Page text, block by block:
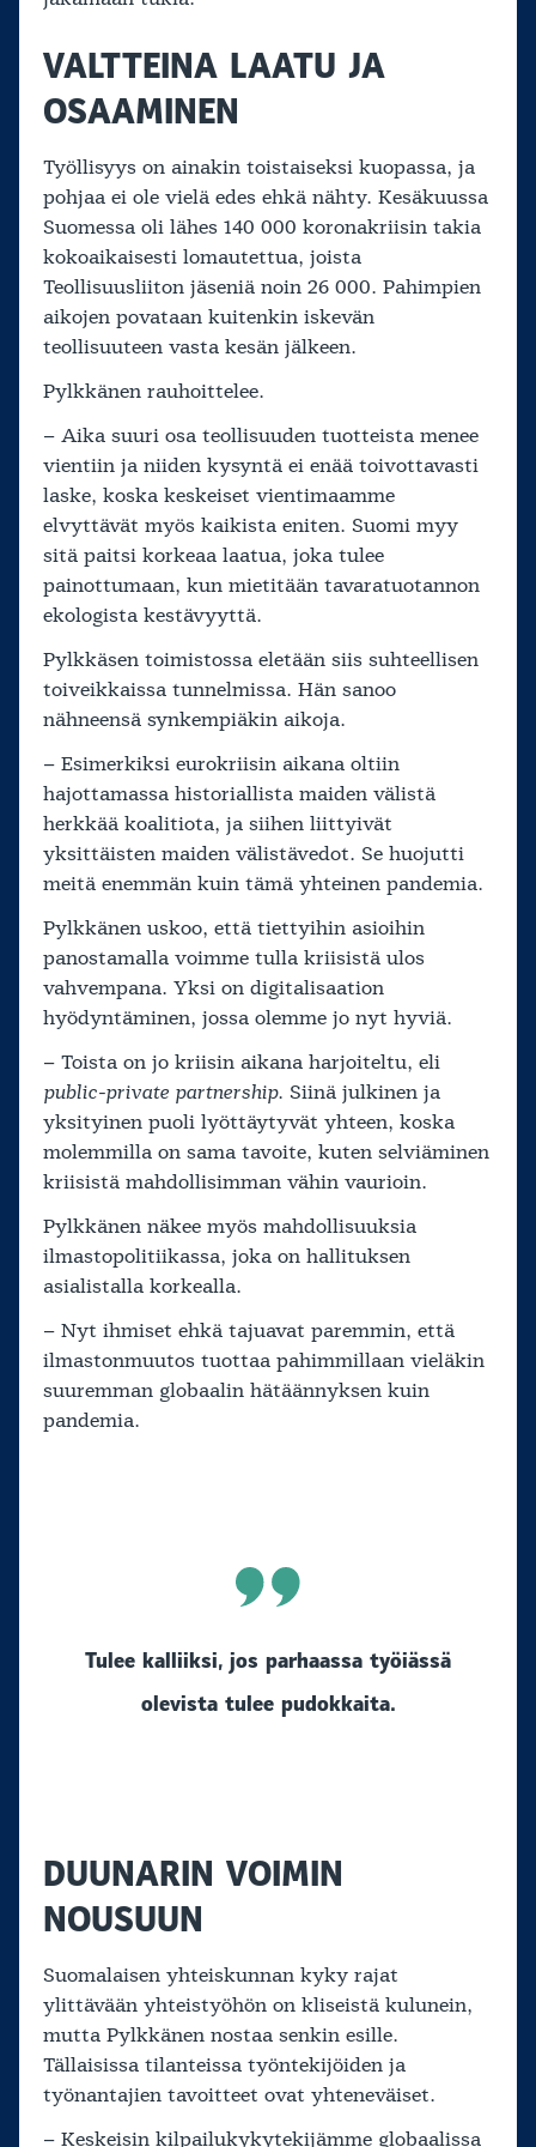
VALTTEINA LAATU JA
OSAAMINEN
Työllisyys on ainakin toistaiseksi kuopassa, ja
pohjaa ei ole vielä edes ehkä nähty. Kesäkuussa
Suomessa oli lähes 140 000 koronakriisin takia
kokoaikaisesti lomautettua, joista
Teollisuusliiton jäseniä noin 26 000. Pahimpien
aikojen povataan kuitenkin iskevän
teollisuuteen vasta kesän jälkeen.
Pylkkänen rauhoittelee.
– Aika suuri osa teollisuuden tuotteista menee
vientiin ja niiden kysyntä ei enää toivottavasti
laske, koska keskeiset vientimaamme
elvyttävät myös kaikista eniten. Suomi myy
sitä paitsi korkeaa laatua, joka tulee
painottumaan, kun mietitään tavaratuotannon
ekologista kestävyyttä.
Pylkkäsen toimistossa eletään siis suhteellisen
toiveikkaissa tunnelmissa. Hän sanoo
nähneensä synkempiäkin aikoja.
– Esimerkiksi eurokriisin aikana oltiin
hajottamassa historiallista maiden välistä
herkkää koalitiota, ja siihen liittyivät
yksittäisten maiden välistävedot. Se huojutti
meitä enemmän kuin tämä yhteinen pandemia.
Pylkkänen uskoo, että tiettyihin asioihin
panostamalla voimme tulla kriisistä ulos
vahvempana. Yksi on digitalisaation
hyödyntäminen, jossa olemme jo nyt hyviä.
– Toista on jo kriisin aikana harjoiteltu, eli
public-private partnership. Siinä julkinen ja
yksityinen puoli lyöttäytyvät yhteen, koska
molemmilla on sama tavoite, kuten selviäminen
kriisistä mahdollisimman vähin vaurioin.
Pylkkänen näkee myös mahdollisuuksia
ilmastopolitiikassa, joka on hallituksen
asialistalla korkealla.
– Nyt ihmiset ehkä tajuavat paremmin, että
ilmastonmuutos tuottaa pahimmillaan vieläkin
suuremman globaalin hätäännyksen kuin
pandemia.
Tulee kalliiksi, jos parhaassa työiässä
olevista tulee pudokkaita.
DUUNARIN VOIMIN
NOUSUUN
Suomalaisen yhteiskunnan kyky rajat
ylittävään yhteistyöhön on kliseistä kulunein,
mutta Pylkkänen nostaa senkin esille.
Tällaisissa tilanteissa työntekijöiden ja
työnantajien tavoitteet ovat yhteneväiset.
– Keskeisin kilpailukykytekijämme globaalissa